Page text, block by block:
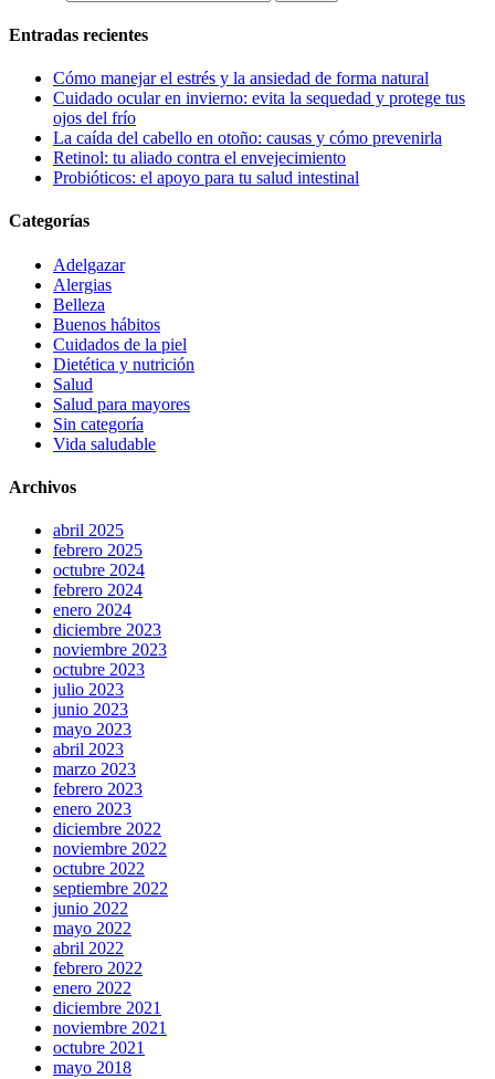
Entradas recientes
Cómo manejar el estrés y la ansiedad de forma natural
Cuidado ocular en invierno: evita la sequedad y protege tus
ojos del frío
La caída del cabello en otoño: causas y cómo prevenirla
Retinol: tu aliado contra el envejecimiento
Probióticos: el apoyo para tu salud intestinal
Categorías
Adelgazar
Alergias
Belleza
Buenos hábitos
Cuidados de la piel
Dietética y nutrición
Salud
Salud para mayores
Sin categoría
Vida saludable
Archivos
abril 2025
febrero 2025
octubre 2024
febrero 2024
enero 2024
diciembre 2023
noviembre 2023
octubre 2023
julio 2023
junio 2023
mayo 2023
abril 2023
marzo 2023
febrero 2023
enero 2023
diciembre 2022
noviembre 2022
octubre 2022
septiembre 2022
junio 2022
mayo 2022
abril 2022
febrero 2022
enero 2022
diciembre 2021
noviembre 2021
octubre 2021
mayo 2018